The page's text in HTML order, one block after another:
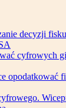
decyzji
cyfrowych
opodatkować